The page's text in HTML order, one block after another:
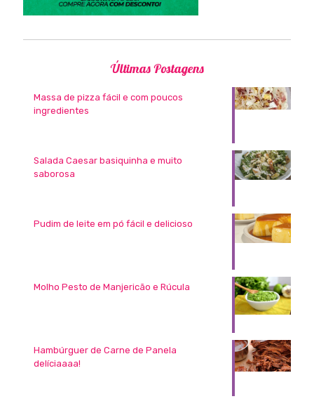
Últimas Postagens
Massa de pizza fácil e com poucos
ingredientes
Salada Caesar basiquinha e muito
saborosa
Pudim de leite em pó fácil e delicioso
Molho Pesto de Manjericão e Rúcula
Hambúrguer de Carne de Panela
delíciaaaa!